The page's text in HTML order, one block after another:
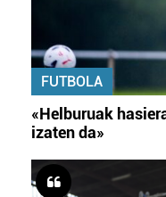
FUTBOLA
«Helburuak
izaten da»